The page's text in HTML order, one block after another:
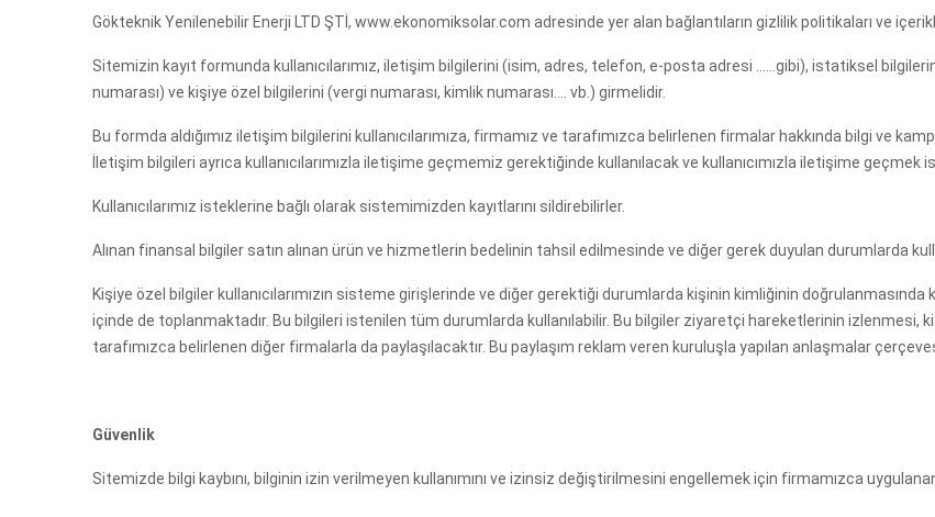
Gökteknik Yenilenebilir Enerji LTD ŞTİ, www.ekonomiksolar.com adresinde yer alan bağlantıların gizlilik politikaları ve
Sitemizin kayıt formunda kullanıcılarımız, iletişim bilgilerini (isim, adres, telefon, e-posta adresi ……gibi), istatiksel
numarası) ve kişiye özel bilgilerini (vergi numarası, kimlik numarası…. vb.) girmelidir.
Bu formda aldığımız iletişim bilgilerini kullanıcılarımıza, firmamız ve tarafımızca belirlenen firmalar hakkında bilgi ve
İletişim bilgileri ayrıca kullanıcılarımızla iletişime geçmemiz gerektiğinde kullanılacak ve kullanıcımızla iletişime geçmek
Kullanıcılarımız isteklerine bağlı olarak sistemimizden kayıtlarını sildirebilirler.
Alınan finansal bilgiler satın alınan ürün ve hizmetlerin bedelinin tahsil edilmesinde ve diğer gerek duyulan durumlarda
Kişiye özel bilgiler kullanıcılarımızın sisteme girişlerinde ve diğer gerektiği durumlarda kişinin kimliğinin
içinde de toplanmaktadır. Bu bilgileri istenilen tüm durumlarda kullanılabilir. Bu bilgiler ziyaretçi hareketlerinin izlenmesi,
tarafımızca belirlenen diğer firmalarla da paylaşılacaktır. Bu paylaşım reklam veren kuruluşla yapılan anlaşmalar
Güvenlik
Sitemizde bilgi kaybını, bilginin izin verilmeyen kullanımını ve izinsiz değiştirilmesini engellemek için firmamızca